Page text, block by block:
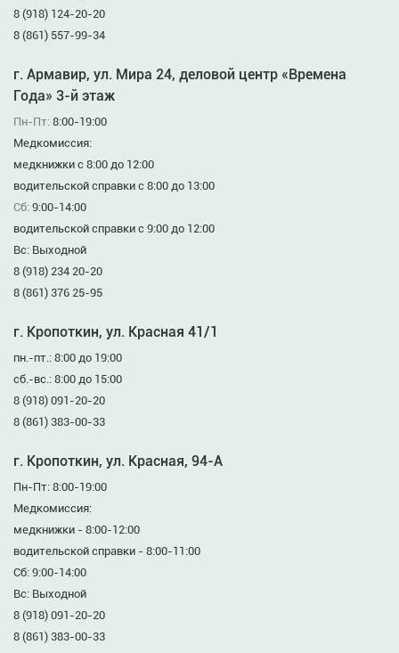
8 (918) 124-20-20
8 (861) 557-99-34
г. Армавир, ул. Мира 24, деловой центр «Времена
Года» 3-й этаж
Пн-Пт: 8:00-19:00
Медкомиссия:
медкнижки с 8:00 до 12:00
водительской справки с 8:00 до 13:00
Сб: 9:00-14:00
водительской справки с 9:00 до 12:00
Вс: Выходной
8 (918) 234 20-20
8 (861) 376 25-95
г. Кропоткин, ул. Красная 41/1
пн.-пт.: 8:00 до 19:00
сб.-вс.: 8:00 до 15:00
8 (918) 091-20-20
8 (861) 383-00-33
г. Кропоткин, ул. Красная, 94-А
Пн-Пт: 8:00-19:00
Медкомиссия:
медкнижки - 8:00-12:00
водительской справки - 8:00-11:00
Сб: 9:00-14:00
Вс: Выходной
8 (918) 091-20-20
8 (861) 383-00-33